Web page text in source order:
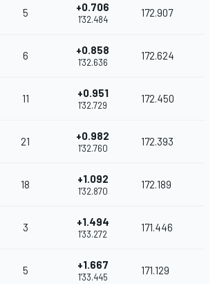
5 +0.706
1'32.484
172.907
6 +0.858
1'32.636
172.624
11 +0.951
1'32.729
172.450
21 +0.982
1'32.760
172.393
18 +1.092
1'32.870
172.189
3 +1.494
1'33.272
171.446
5 +1.667
1'33.445
171.129